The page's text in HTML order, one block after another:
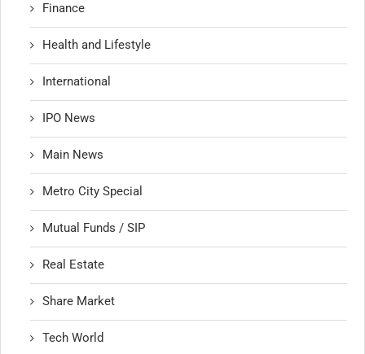
Finance
Health and Lifestyle
International
IPO News
Main News
Metro City Special
Mutual Funds / SIP
Real Estate
Share Market
Tech World